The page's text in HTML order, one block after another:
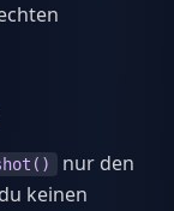
nur den
keinen